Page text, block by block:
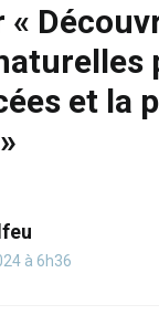
«
et la
à 6h36